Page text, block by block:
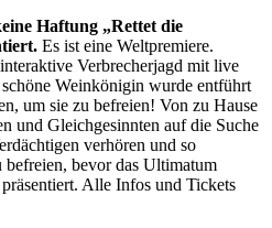
Haftung „Rettet die
Es ist eine Weltpremiere.
Verbrecherjagd mit live
Weinkönigin wurde entführt
um sie zu befreien! Von zu Hause
und Gleichgesinnten auf die Suche
verhören und so
bevor das Ultimatum
Alle Infos und Tickets